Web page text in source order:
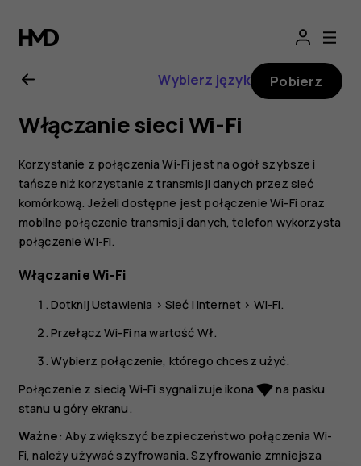
Instrukcja
obsługi
telefonu
Nokia
7
Plus
Wybierz język Pobierz
Włączanie sieci Wi-Fi
Korzystanie z połączenia Wi-Fi jest na ogół szybsze i
tańsze niż korzystanie z transmisji danych przez sieć
komórkową. Jeżeli dostępne jest połączenie Wi-Fi oraz
mobilne połączenie transmisji danych, telefon wykorzysta
połączenie Wi-Fi.
Włączanie Wi-Fi
DotknijUstawienia > Sieć i Internet > Wi-Fi.
Przełącz Wi-Fi na wartość Wł.
Wybierz połączenie, którego chcesz użyć.
Połączenie z siecią Wi-Fi sygnalizuje ikonanetwork_wifina pasku
stanu u góry ekranu.
Ważne: Aby zwiększyć bezpieczeństwo połączenia Wi-
Fi, należy używać szyfrowania. Szyfrowanie zmniejsza